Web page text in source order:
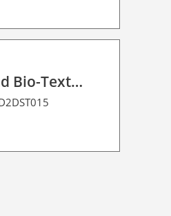
Biond Bio-Texture Decor Film 2D P HT